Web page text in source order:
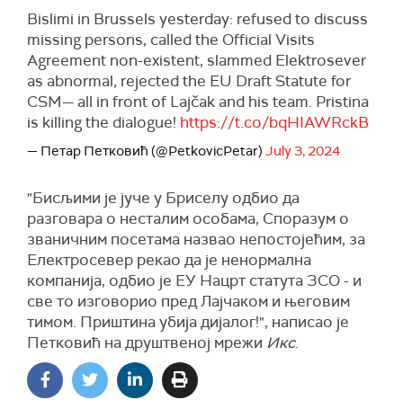
Bislimi in Brussels yesterday: refused to discuss
missing persons, called the Official Visits
Agreement non-existent, slammed Elektrosever
as abnormal, rejected the EU Draft Statute for
CSM— all in front of Lajčak and his team. Pristina
is killing the dialogue! https://t.co/bqHIAWRckB
— Петар Петковић (@PetkovicPetar) July 3, 2024
"Бисљими је јуче у Бриселу одбио да
разговара о несталим особама, Споразум о
званичним посетама назвао непостојећим, за
Електросевер рекао да је ненормална
компанија, одбио је ЕУ Нацрт статута ЗСО - и
све то изговорио пред Лајчаком и његовим
тимом. Приштина убија дијалог!", написао је
Петковић на друштвеној мрежи Икс.